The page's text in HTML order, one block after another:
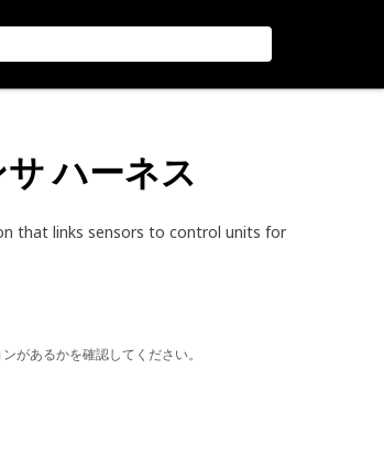
ハーネス
that links sensors to control units for
があるかを確認してください。